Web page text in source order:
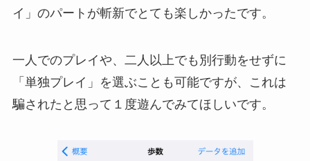
イ」のパートが斬新でとても楽しかったです。
一人でのプレイや、二人以上でも別行動をせずに
「単独プレイ」を選ぶことも可能ですが、これは
騙されたと思って１度遊んでみてほしいです。